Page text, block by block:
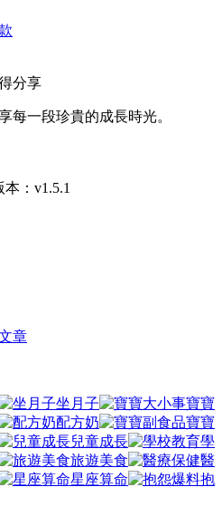
分享
每一段珍貴的成長時光。
本：v1.5.1
章
坐月子
寶寶
配方奶
寶寶
兒童成長
學
旅遊美食
醫
星座算命
抱